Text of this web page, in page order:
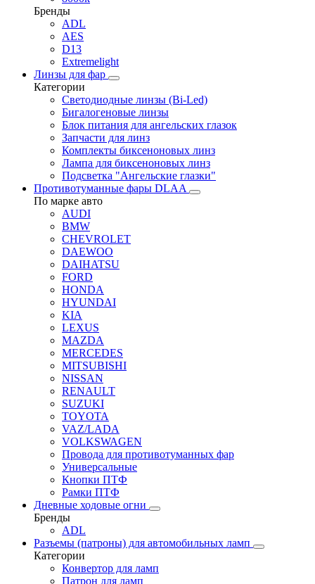
Бренды
ADL
AES
D13
Extremelight
Линзы для фар
Категории
Светодиодные линзы (Bi-Led)
Бигалогеновые линзы
Блок питания для ангельских глазок
Запчасти для линз
Комплекты биксеноновых линз
Лампа для биксеноновых линз
Подсветка "Ангельские глазки"
Противотуманные фары DLAA
По марке авто
AUDI
BMW
CHEVROLET
DAEWOO
DAIHATSU
FORD
HONDA
HYUNDAI
KIA
LEXUS
MAZDA
MERCEDES
MITSUBISHI
NISSAN
RENAULT
SUZUKI
TOYOTA
VAZ/LADA
VOLKSWAGEN
Провода для противотуманных фар
Универсальные
Кнопки ПТФ
Рамки ПТФ
Дневные ходовые огни
Бренды
ADL
Разъемы (патроны) для автомобильных ламп
Категории
Конвертор для ламп
Патрон для ламп